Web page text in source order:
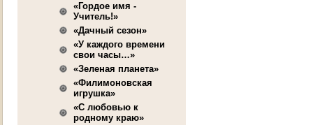
«Гордое имя -
Учитель!»
«Дачный сезон»
«У каждого времени
свои часы…»
«Зеленая планета»
«Филимоновская
игрушка»
«С любовью к
родному краю»